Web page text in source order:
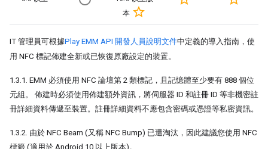
本 star_border
IT 管理員可根據Play EMM API 開發人員說明文件中定義的導入指南，使
用 NFC 標記佈建全新或已恢復原廠設定的裝置。
1.3.1. EMM 必須使用 NFC 論壇第 2 類標記，且記憶體至少要有 888 個位
元組。 佈建時必須使用佈建額外資訊，將伺服器 ID 和註冊 ID 等非機密註
冊詳細資料傳遞至裝置。註冊詳細資料不應包含密碼或憑證等私密資訊。
1.3.2. 由於 NFC Beam (又稱 NFC Bump) 已遭淘汰，因此建議您使用 NFC
標籤 (適用於 Android 10 以上版本)。